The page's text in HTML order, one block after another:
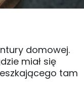
domowej.
miał się
tam